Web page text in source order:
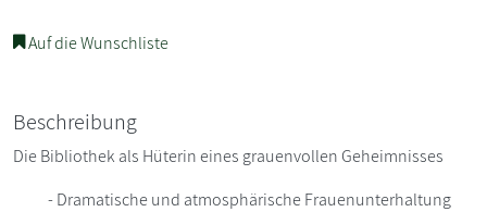
Auf die Wunschliste
Beschreibung
Die Bibliothek als Hüterin eines grauenvollen Geheimnisses
- Dramatische und atmosphärische Frauenunterhaltung